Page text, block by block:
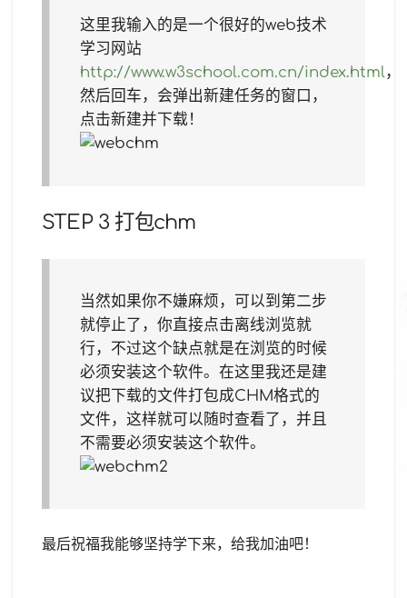
这里我输入的是一个很好的web技术
学习网站
http://www.w3school.com.cn/index.html，
然后回车，会弹出新建任务的窗口，
点击新建并下载！
STEP 3 打包chm
当然如果你不嫌麻烦，可以到第二步
就停止了，你直接点击离线浏览就
行，不过这个缺点就是在浏览的时候
必须安装这个软件。在这里我还是建
议把下载的文件打包成CHM格式的
文件，这样就可以随时查看了，并且
不需要必须安装这个软件。
最后祝福我能够坚持学下来，给我加油吧！